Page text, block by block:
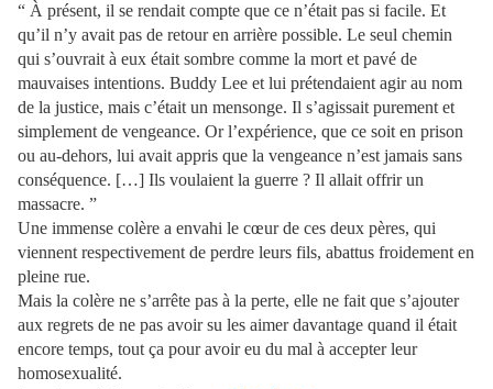
“ À présent, il se rendait compte que ce n’était pas si facile. Et
qu’il n’y avait pas de retour en arrière possible. Le seul chemin
qui s’ouvrait à eux était sombre comme la mort et pavé de
mauvaises intentions. Buddy Lee et lui prétendaient agir au nom
de la justice, mais c’était un mensonge. Il s’agissait purement et
simplement de vengeance. Or l’expérience, que ce soit en prison
ou au-dehors, lui avait appris que la vengeance n’est jamais sans
conséquence. […] Ils voulaient la guerre ? Il allait offrir un
massacre. ”
Une immense colère a envahi le cœur de ces deux pères, qui
viennent respectivement de perdre leurs fils, abattus froidement en
pleine rue.
Mais la colère ne s’arrête pas à la perte, elle ne fait que s’ajouter
aux regrets de ne pas avoir su les aimer davantage quand il était
encore temps, tout ça pour avoir eu du mal à accepter leur
homosexualité.